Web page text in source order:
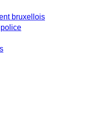
bruxellois